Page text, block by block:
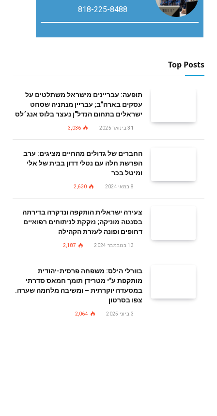
818-225-8488
Top Posts
תופעה: עבריינים מישראל משתלטים על
עסקים בארה"ב; עבריין מנתניה שסחט
ישראלים בתחום הנדל"ן נעצר בלוס אנג׳לס
31 בינואר 2025 3,036
החברים של גדולים מהחיים מציגים: ערב
הפרשת חלה עם נטלי דדון בבית של אלי
ומיטל בכר
8 במאי 2024 2,630
צעירה ישראלית הותקפה ונדקרה בדירתה
בסנטה מוניקה; נזקקת לניתוחים רפואיים
דחופים ופונה לעזרת הקהילה
13 בנובמבר 2024 2,187
בוורלי הילס: משפחה פרסית-יהודית
מותקפת ע"י מטרידן תומך חמאס סדרתי
במסעדה יוקרתית – ומשיבה מלחמה שערה.
צפו בסרטון
3 ביוני 2025 2,064